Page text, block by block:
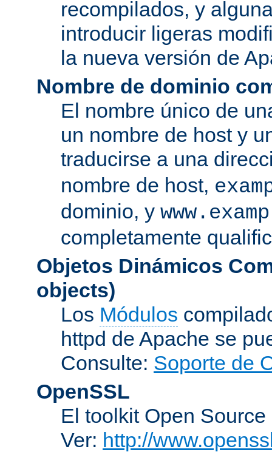
recompilados, y
introducir ligeras
la nueva versión de
Nombre de dominio
El nombre único de
un nombre de host y
traducirse a una
nombre de host,
dominio, y
completamente
Objetos Dinámicos
objects)
Los Módulos
httpd de Apache se
Consulte: Soporte de
OpenSSL
El toolkit Open
Ver: http://